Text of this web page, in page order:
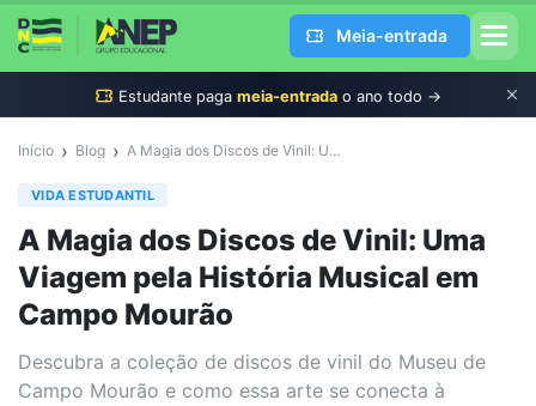
Meia-entrada
Estudante paga meia-entrada o ano todo →
Início › Blog › A Magia dos Discos de Vinil: Uma Viagem pela História Musical em Campo Mourão
VIDA ESTUDANTIL
A Magia dos Discos de Vinil: Uma
Viagem pela História Musical em
Campo Mourão
Descubra a coleção de discos de vinil do Museu de
Campo Mourão e como essa arte se conecta à